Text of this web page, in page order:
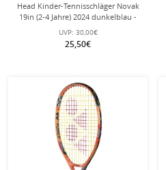
Head Kinder-Tennisschläger Novak
19in (2-4 Jahre) 2024 dunkelblau -
besaitet -
UVP: 30,00€
25,50€